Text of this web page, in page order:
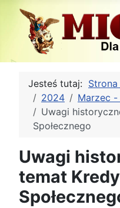
Jesteś tutaj: Strona
2024
Marzec
Uwagi
Społecznego
Uwagi
temat